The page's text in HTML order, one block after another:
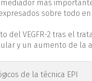
más
expresados sobre todo
VEGFR-2 tras el
y un aumento de la
de la técnica EPI